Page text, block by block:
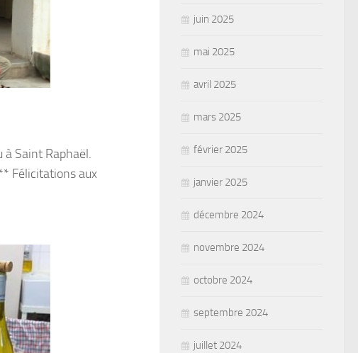
à Saint Raphaël.
Félicitations aux
juin 2025
mai 2025
avril 2025
mars 2025
février 2025
janvier 2025
décembre 2024
novembre 2024
octobre 2024
septembre 2024
juillet 2024